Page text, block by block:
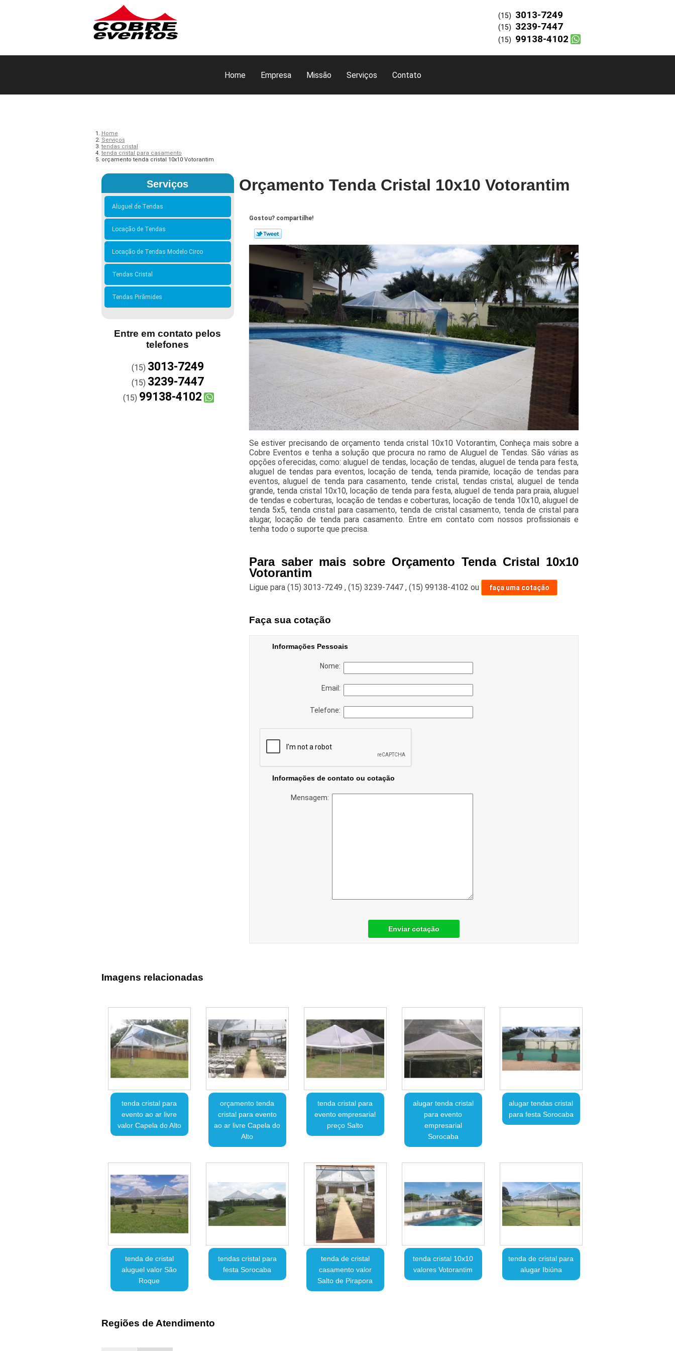
Home Empresa Missão Serviços Contato
(15) 3013-7249
(15) 3239-7447
(15) 99138-4102
Home
Serviços
tendas cristal
tenda cristal para casamento
orçamento tenda cristal 10x10 Votorantim
Serviços
Aluguel de Tendas
Locação de Tendas
Locação de Tendas Modelo Circo
Tendas Cristal
Tendas Pirâmides
Entre em contato pelos
telefones
(15) 3013-7249
(15) 3239-7447
(15) 99138-4102
Orçamento Tenda Cristal 10x10 Votorantim
Gostou? compartilhe!
Se estiver precisando de orçamento tenda cristal 10x10 Votorantim, Conheça mais sobre a
Cobre Eventos e tenha a solução que procura no ramo de Aluguel de Tendas. São várias as
opções oferecidas, como: aluguel de tendas, locação de tendas, aluguel de tenda para festa,
aluguel de tendas para eventos, locação de tenda, tenda piramide, locação de tendas para
eventos, aluguel de tenda para casamento, tende cristal, tendas cristal, aluguel de tenda
grande, tenda cristal 10x10, locação de tenda para festa, aluguel de tenda para praia, aluguel
de tendas e coberturas, locação de tendas e coberturas, locação de tenda 10x10, aluguel de
tenda 5x5, tenda cristal para casamento, tenda de cristal casamento, tenda de cristal para
alugar, locação de tenda para casamento. Entre em contato com nossos profissionais e
tenha todo o suporte que precisa.
Para saber mais sobre Orçamento Tenda Cristal 10x10
Votorantim
Ligue para (15) 3013-7249 , (15) 3239-7447 , (15) 99138-4102 ou faça uma cotação
Faça sua cotação
Informações Pessoais
Nome:
Email:
Telefone:
Informações de contato ou cotação
Mensagem:
Enviar cotação
Imagens relacionadas
tenda cristal para
evento ao ar livre
valor Capela do Alto
orçamento tenda
cristal para evento
ao ar livre Capela do
Alto
tenda cristal para
evento empresarial
preço Salto
alugar tenda cristal
para evento
empresarial
Sorocaba
alugar tendas cristal
para festa Sorocaba
tenda de cristal
aluguel valor São
Roque
tendas cristal para
festa Sorocaba
tenda de cristal
casamento valor
Salto de Pirapora
tenda cristal 10x10
valores Votorantim
tenda de cristal para
alugar Ibiúna
Regiões de Atendimento